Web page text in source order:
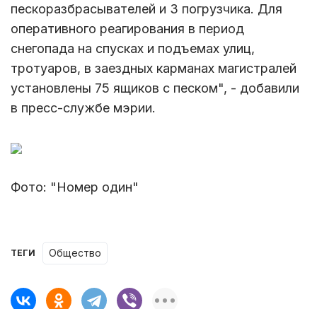
пескоразбрасывателей и 3 погрузчика. Для
оперативного реагирования в период
снегопада на спусках и подъемах улиц,
тротуаров, в заездных карманах магистралей
установлены 75 ящиков с песком", - добавили
в пресс-службе мэрии.
Фото: "Номер один"
ТЕГИ Общество